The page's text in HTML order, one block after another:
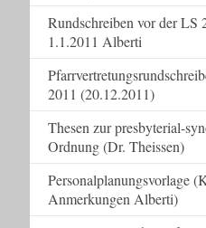
Rundschreiben vor der LS
1.1.2011 Alberti
2011 (20.12.2011)
Thesen zur presbyterial-
Ordnung (Dr. Theissen)
Personalplanungsvorlage
Anmerkungen Alberti)